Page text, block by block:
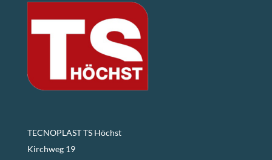
TECNOPLAST TS Höchst
Kirchweg 19